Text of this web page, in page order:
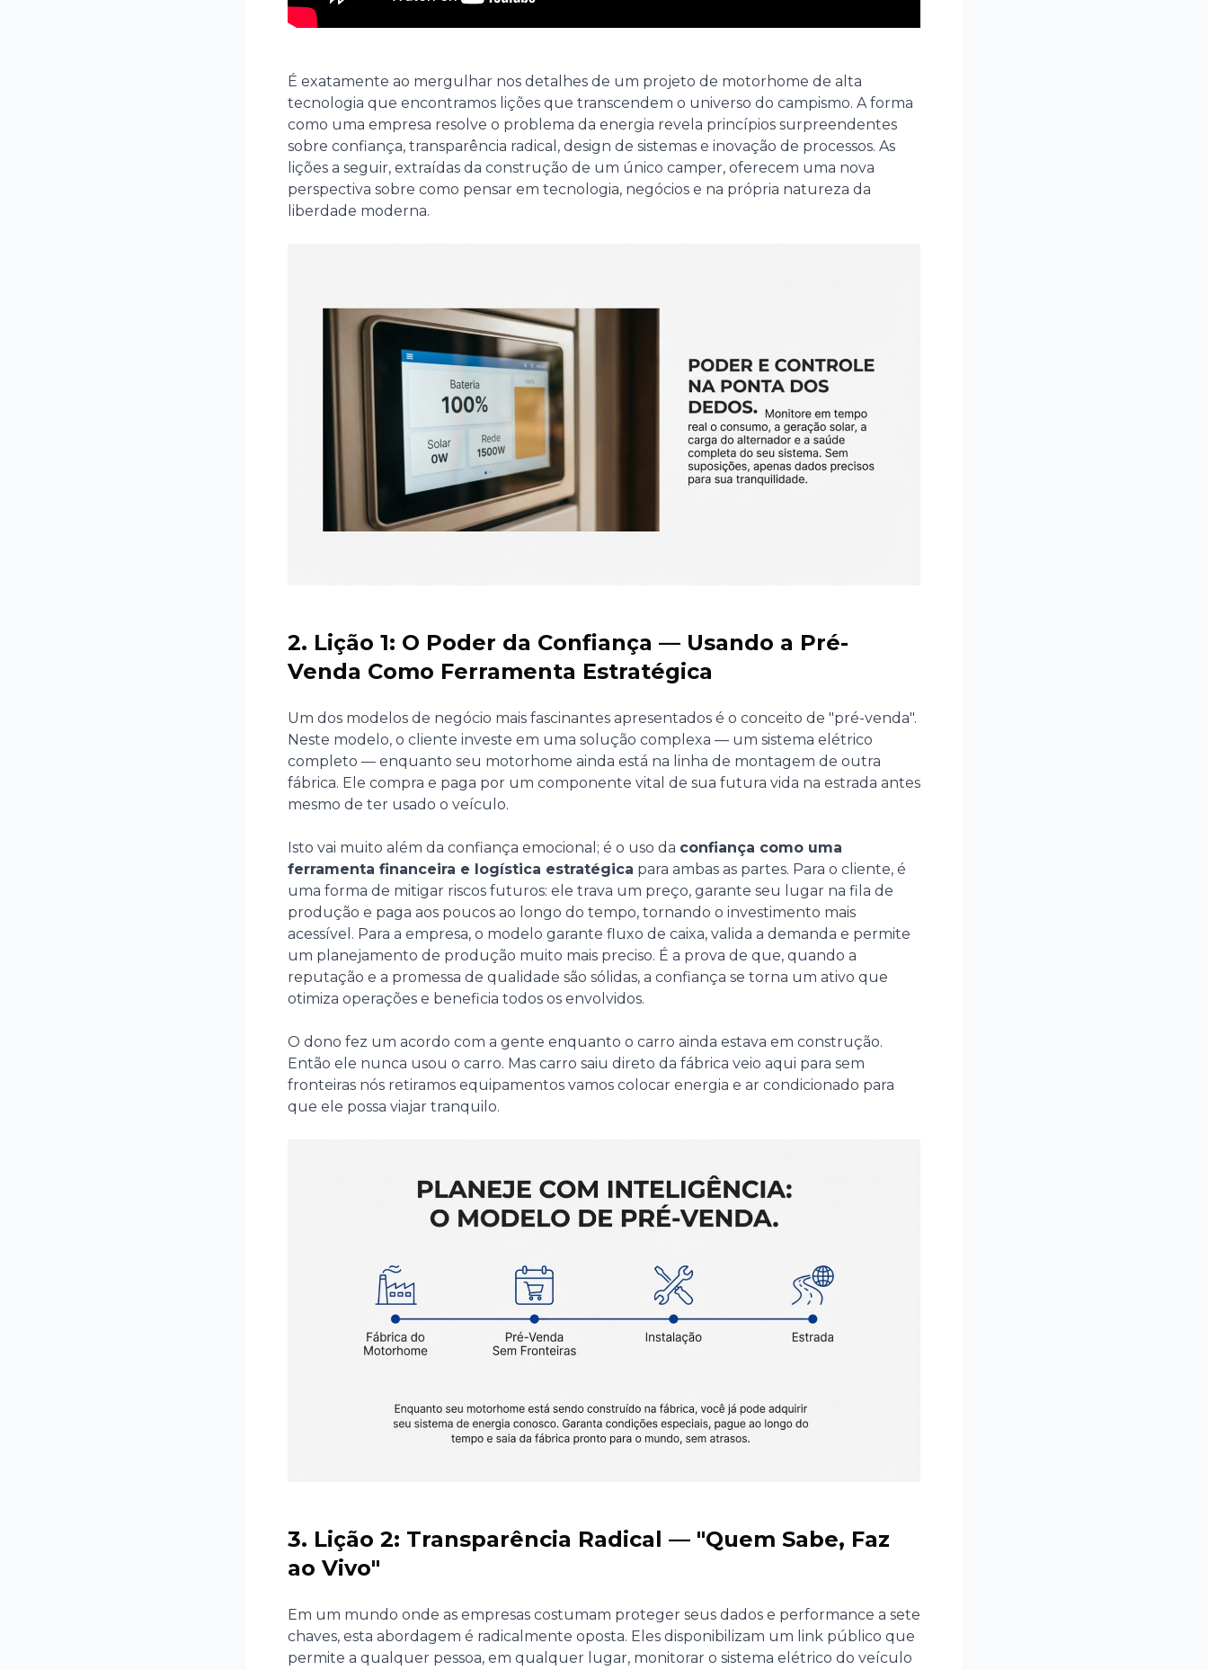
É exatamente ao mergulhar nos detalhes de um projeto de motorhome de alta
tecnologia que encontramos lições que transcendem o universo do campismo. A forma
como uma empresa resolve o problema da energia revela princípios surpreendentes
sobre confiança, transparência radical, design de sistemas e inovação de processos. As
lições a seguir, extraídas da construção de um único camper, oferecem uma nova
perspectiva sobre como pensar em tecnologia, negócios e na própria natureza da
liberdade moderna.
2. Lição 1: O Poder da Confiança — Usando a Pré-
Venda Como Ferramenta Estratégica
Um dos modelos de negócio mais fascinantes apresentados é o conceito de "pré-venda".
Neste modelo, o cliente investe em uma solução complexa — um sistema elétrico
completo — enquanto seu motorhome ainda está na linha de montagem de outra
fábrica. Ele compra e paga por um componente vital de sua futura vida na estrada antes
mesmo de ter usado o veículo.
Isto vai muito além da confiança emocional; é o uso da confiança como uma
ferramenta financeira e logística estratégica para ambas as partes. Para o cliente, é
uma forma de mitigar riscos futuros: ele trava um preço, garante seu lugar na fila de
produção e paga aos poucos ao longo do tempo, tornando o investimento mais
acessível. Para a empresa, o modelo garante fluxo de caixa, valida a demanda e permite
um planejamento de produção muito mais preciso. É a prova de que, quando a
reputação e a promessa de qualidade são sólidas, a confiança se torna um ativo que
otimiza operações e beneficia todos os envolvidos.
O dono fez um acordo com a gente enquanto o carro ainda estava em construção.
Então ele nunca usou o carro. Mas carro saiu direto da fábrica veio aqui para sem
fronteiras nós retiramos equipamentos vamos colocar energia e ar condicionado para
que ele possa viajar tranquilo.
3. Lição 2: Transparência Radical — "Quem Sabe, Faz
ao Vivo"
Em um mundo onde as empresas costumam proteger seus dados e performance a sete
chaves, esta abordagem é radicalmente oposta. Eles disponibilizam um link público que
permite a qualquer pessoa, em qualquer lugar, monitorar o sistema elétrico do veículo